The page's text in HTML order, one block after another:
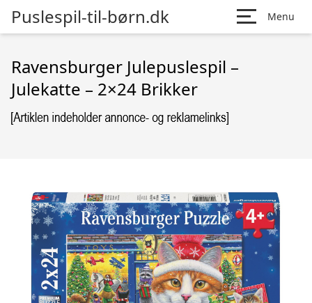
Puslespil-til-børn.dk Menu
Ravensburger Julepuslespil –
Julekatte – 2×24 Brikker